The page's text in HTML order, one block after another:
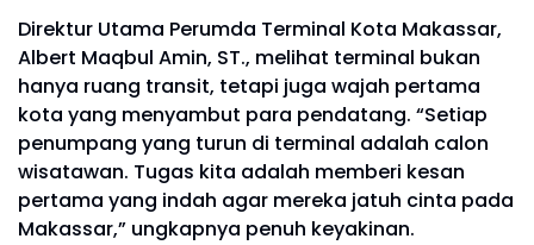
Direktur Utama Perumda Terminal Kota Makassar,
Albert Maqbul Amin, ST., melihat terminal bukan
hanya ruang transit, tetapi juga wajah pertama
kota yang menyambut para pendatang. “Setiap
penumpang yang turun di terminal adalah calon
wisatawan. Tugas kita adalah memberi kesan
pertama yang indah agar mereka jatuh cinta pada
Makassar,” ungkapnya penuh keyakinan.